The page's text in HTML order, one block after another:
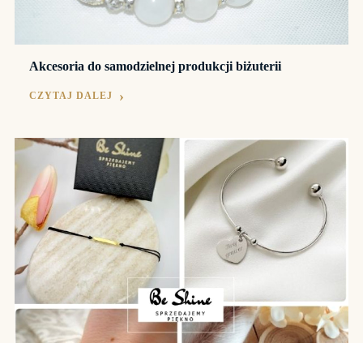
Akcesoria do samodzielnej produkcji biżuterii
CZYTAJ DALEJ